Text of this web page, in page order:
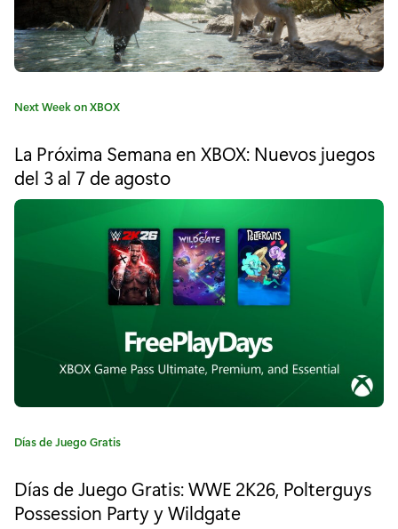
ó
x
a
e
n
t
e
e
n
G
m
e
C
e
g
o
Next Week on XBOX
La Próxima Semana en XBOX: Nuevos juegos
del 3 al 7 de agosto
C
e
g
Días de Juego Gratis
Días de Juego Gratis: WWE 2K26, Polterguys
Possession Party y Wildgate